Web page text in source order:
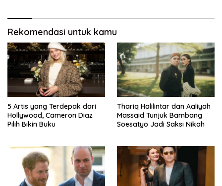
Rekomendasi untuk kamu
5 Artis yang Terdepak dari
Hollywood, Cameron Diaz
Pilih Bikin Buku
Thariq Halilintar dan Aaliyah
Massaid Tunjuk Bambang
Soesatyo Jadi Saksi Nikah